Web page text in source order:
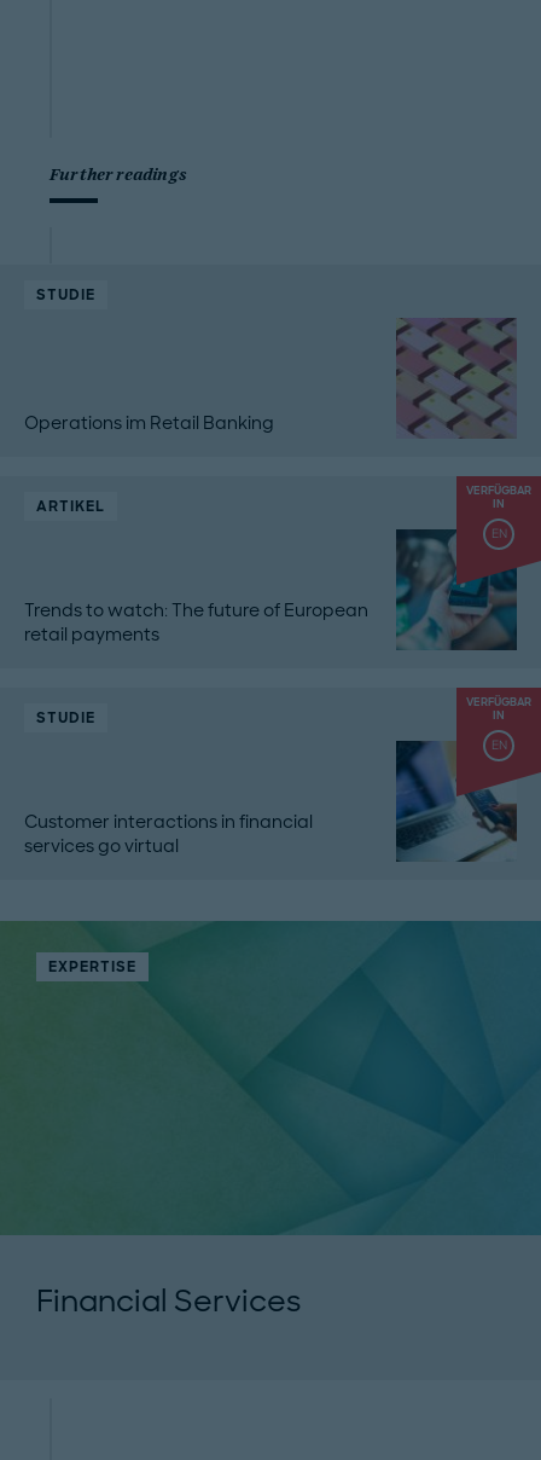
Further readings
STUDIE
Operations im Retail Banking
VERFÜGBAR
IN
EN
ARTIKEL
Trends to watch: The future of European
retail payments
VERFÜGBAR
IN
EN
STUDIE
Customer interactions in financial
services go virtual
EXPERTISE
Financial Services